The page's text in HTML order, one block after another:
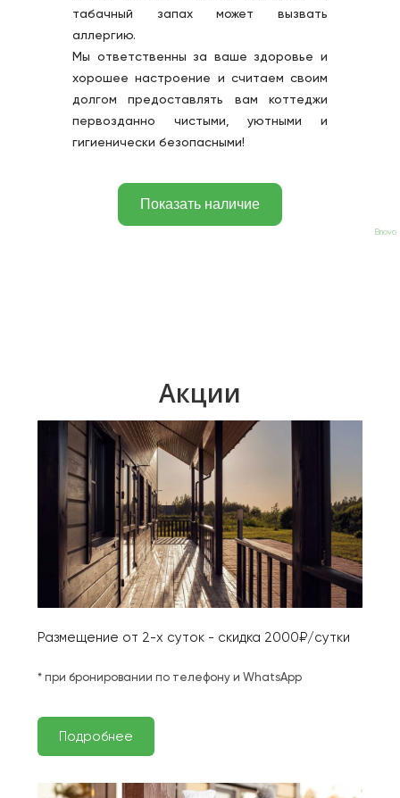
табачный запах может вызвать
аллергию.
Мы ответственны за ваше здоровье и
хорошее настроение и считаем своим
долгом предоставлять вам коттеджи
первозданно чистыми, уютными и
гигиенически безопасными!
Bnovo
Акции
Размещение от 2-х суток - скидка 2000₽/сутки
* при бронировании по телефону и WhatsApp
Подробнее